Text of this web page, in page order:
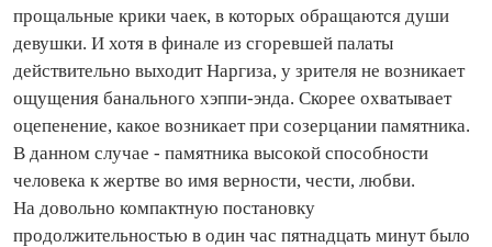
прощальные крики чаек, в которых обращаются души
девушки. И хотя в финале из сгоревшей палаты
действительно выходит Наргиза, у зрителя не возникает
ощущения банального хэппи‑энда. Скорее охватывает
оцепенение, какое возникает при созерцании памятника.
В данном случае - памятника высокой способности
человека к жертве во имя верности, чести, любви.
На довольно компактную постановку
продолжительностью в один час пятнадцать минут было